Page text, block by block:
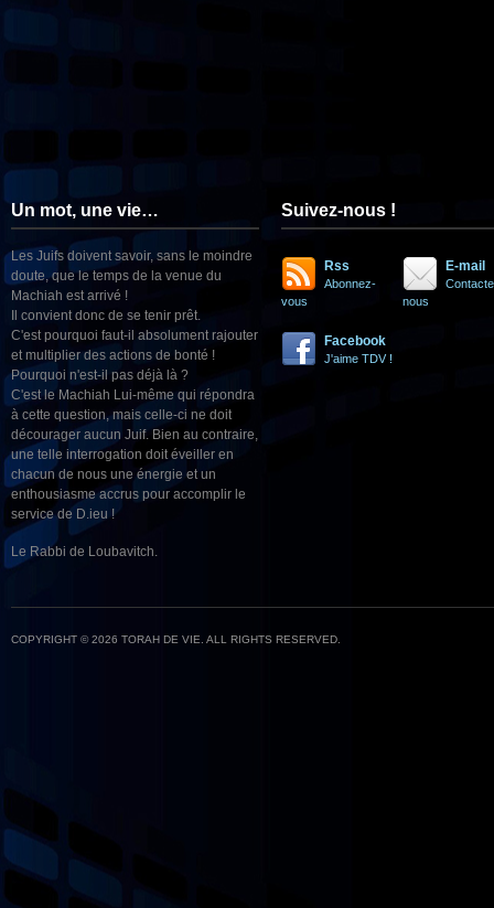
Un mot, une vie…
Les Juifs doivent savoir, sans le moindre
doute, que le temps de la venue du
Machiah est arrivé !
Il convient donc de se tenir prêt.
C'est pourquoi faut-il absolument rajouter
et multiplier des actions de bonté !
Pourquoi n'est-il pas déjà là ?
C'est le Machiah Lui-même qui répondra
à cette question, mais celle-ci ne doit
décourager aucun Juif. Bien au contraire,
une telle interrogation doit éveiller en
chacun de nous une énergie et un
enthousiasme accrus pour accomplir le
service de D.ieu !
Le Rabbi de Loubavitch.
Suivez-nous !
Rss
Abonnez-
vous
E-mail
nous
Facebook
J'aime TDV !
COPYRIGHT © 2026 TORAH DE VIE. ALL RIGHTS RESERVED.